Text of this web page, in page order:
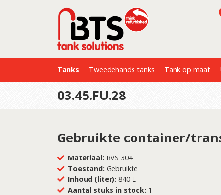
Tanks Tweedehands tanks Tank op maat
03.45.FU.28
Gebruikte container/
Materiaal: RVS 304
Toestand: Gebruikte
Inhoud (liter): 840 L
Aantal stuks in stock: 1